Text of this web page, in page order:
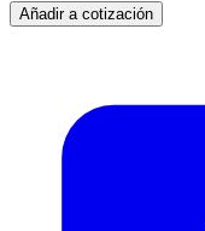
Añadir a cotización